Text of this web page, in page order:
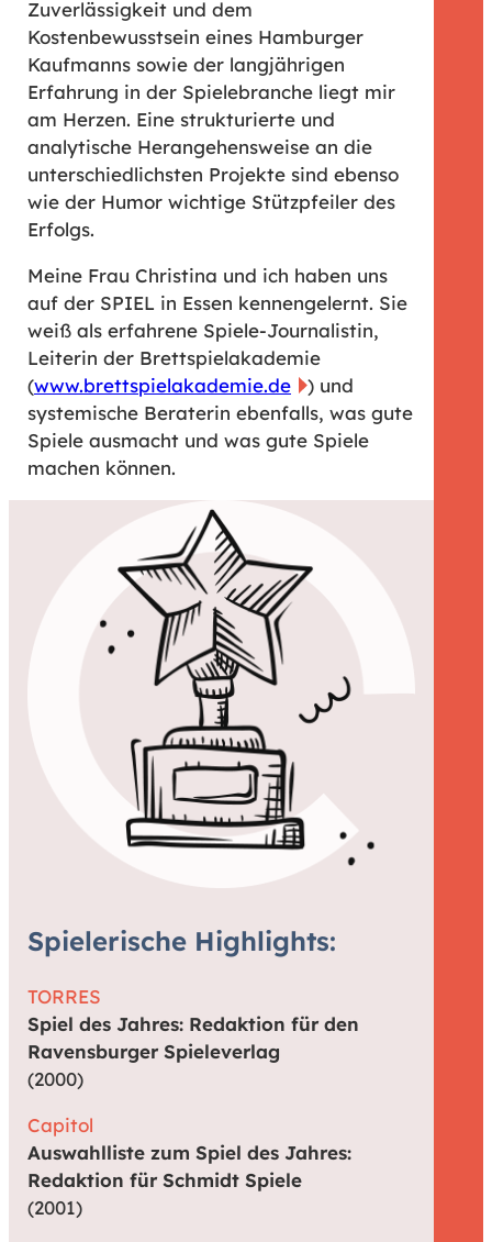
Zuverlässigkeit und dem
Kostenbewusstsein eines Hamburger
Kaufmanns sowie der langjährigen
Erfahrung in der Spielebranche liegt mir
am Herzen. Eine strukturierte und
analytische Herangehensweise an die
unterschiedlichsten Projekte sind ebenso
wie der Humor wichtige Stützpfeiler des
Erfolgs.
Meine Frau Christina und ich haben uns
auf der SPIEL in Essen kennengelernt. Sie
weiß als erfahrene Spiele-Journalistin,
Leiterin der Brettspielakademie
(www.brettspielakademie.de
) und
systemische Beraterin ebenfalls, was gute
Spiele ausmacht und was gute Spiele
machen können.
Spielerische Highlights:
TORRES
Spiel des Jahres: Redaktion für den
Ravensburger Spieleverlag
(2000)
Capitol
Auswahlliste zum Spiel des Jahres:
Redaktion für Schmidt Spiele
(2001)